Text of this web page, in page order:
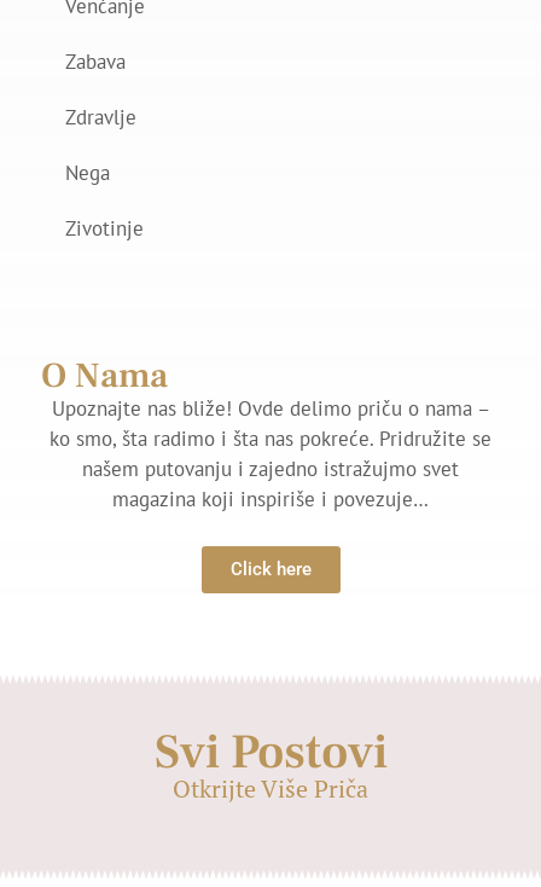
Venčanje
Zabava
Zdravlje
Nega
Zivotinje
O Nama
Upoznajte nas bliže! Ovde delimo priču o nama –
ko smo, šta radimo i šta nas pokreće. Pridružite se
našem putovanju i zajedno istražujmo svet
magazina koji inspiriše i povezuje…
Click here
Svi Postovi
Otkrijte Više Priča